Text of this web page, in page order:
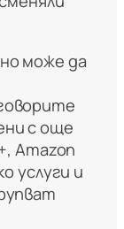
може да
с още
Amazon
услуги и